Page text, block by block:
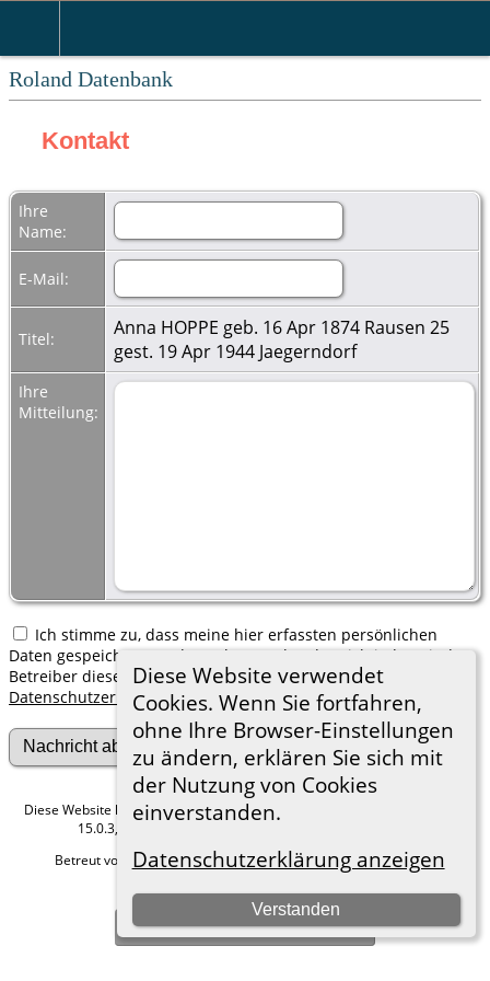
Roland Datenbank
Diese Website verwendet
Cookies. Wenn Sie fortfahren,
ohne Ihre Browser-Einstellungen
zu ändern, erklären Sie sich mit
der Nutzung von Cookies
einverstanden.
Datenschutzerklärung anzeigen
Verstanden
Kontakt
Ihre
Name:
E-Mail:
Titel:
Anna HOPPE geb. 16 Apr 1874 Rausen 25
gest. 19 Apr 1944 Jaegerndorf
Ihre
Mitteilung:
Ich stimme zu, dass meine hier erfassten persönlichen
Daten gespeichert werden. Ich verstehe, dass ich jederzeit den
Betreiber dieser Website bitten kann, diese Daten zu löschen.
Datenschutzerklärung
Diese Website läuft mitThe Next Generation of Genealogy Sitebuilding
15.0.3, programmiert von Darrin Lythgoe © 2001-2026.
Betreut von
Roland zu Dortmund e.V.. |Datenschutzerklärung.
Hier geht es zum Impressum
Zur Desktop-Webseite wechseln